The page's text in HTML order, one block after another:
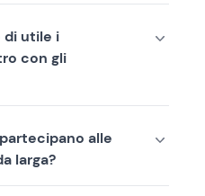
di utile i
con gli
alle
larga?